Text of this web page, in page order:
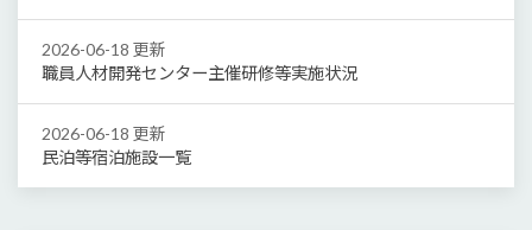
2026-06-18 更新
職員人材開発センター主催研修等実施状況
2026-06-18 更新
民泊等宿泊施設一覧